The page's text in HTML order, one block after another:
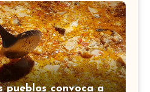
pueblos convoca a